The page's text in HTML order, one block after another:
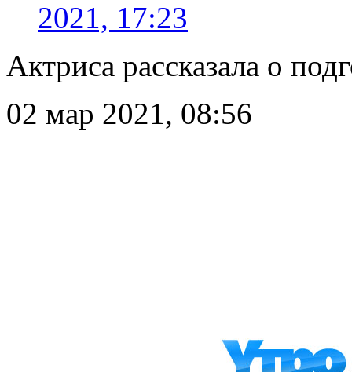
2021, 17:23
Актриса рассказала о
02 мар 2021, 08:56